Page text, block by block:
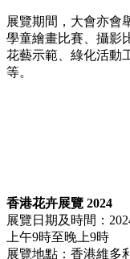
展覽期間，大會亦會
學童繪畫比賽、攝影
花藝示範、綠化活動
等。
香港花卉展覽 2024
展覽日期及時間：
上午9時至晚上9時
展覽地點：香港維多